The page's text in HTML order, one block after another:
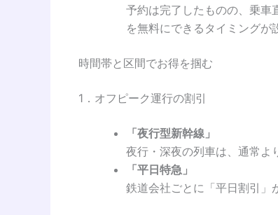
予約は完了したものの、乗車
を無料にできるタイミングが
時間帯と区間でお得を掴む
1．オフピーク運行の割引
「夜行型新幹線」
夜行・深夜の列車は、通常よ
「平日特急」
鉄道会社ごとに「平日割引」